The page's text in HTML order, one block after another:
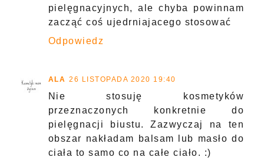
pielęgnacyjnych, ale chyba powinnam
zacząć coś ujedrniajacego stosować
Odpowiedz
ALA 26 LISTOPADA 2020 19:40
Nie stosuję kosmetyków
przeznaczonych konkretnie do
pielęgnacji biustu. Zazwyczaj na ten
obszar nakładam balsam lub masło do
ciała to samo co na całe ciało. :)